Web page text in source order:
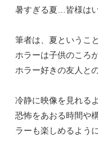
暑すぎる夏…皆様は
筆者は、夏というこ
ホラーは子供のころ
ホラー好きの友人と
冷静に映像を見れる
恐怖をあおる時間や
ラーも楽しめるよう